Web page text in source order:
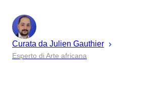
Curata da Julien Gauthier
Esperto di Arte africana